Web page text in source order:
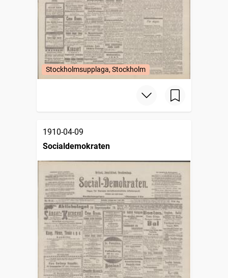
Stockholmsupplaga, Stockholm
1910-04-09
Socialdemokraten